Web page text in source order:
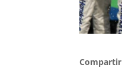
Compartir